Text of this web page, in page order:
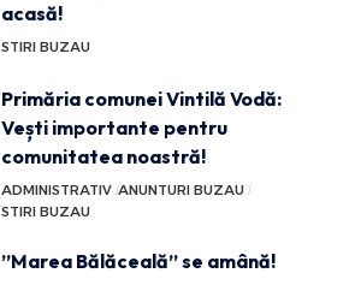
acasă!
STIRI BUZAU
Primăria comunei Vintilă Vodă:
Vești importante pentru
comunitatea noastră!
ADMINISTRATIV ANUNTURI BUZAU
STIRI BUZAU
”Marea Bălăceală” se amână!